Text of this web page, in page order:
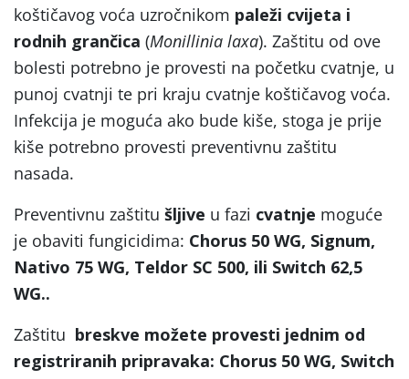
koštičavog voća uzročnikom paleži cvijeta i
rodnih grančica (Monillinia laxa). Zaštitu od ove
bolesti potrebno je provesti na početku cvatnje, u
punoj cvatnji te pri kraju cvatnje koštičavog voća.
Infekcija je moguća ako bude kiše, stoga je prije
kiše potrebno provesti preventivnu zaštitu
nasada.
Preventivnu zaštitu šljive u fazi cvatnje moguće
je obaviti fungicidima: Chorus 50 WG, Signum,
Nativo 75 WG, Teldor SC 500, ili Switch 62,5
WG..
Zaštitu breskve možete provesti jednim od
registriranih pripravaka: Chorus 50 WG, Switch